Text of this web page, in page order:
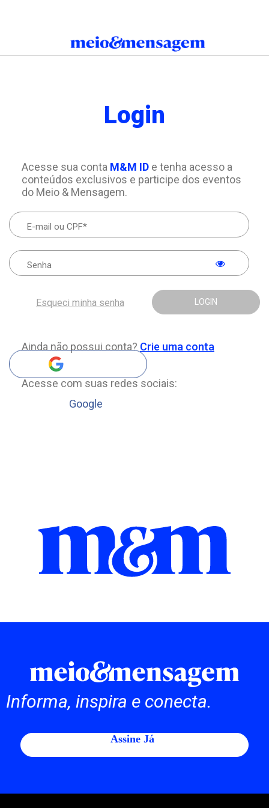
Login
Acesse sua conta M&M IDe tenha acesso a
conteúdos exclusivos e participe dos eventos
do Meio & Mensagem.
LOGIN
Esqueci minha senha
Ainda não possui conta? Crie uma conta
Acesse com suas redes sociais:
Google
Informa, inspira e conecta.
Assine Já